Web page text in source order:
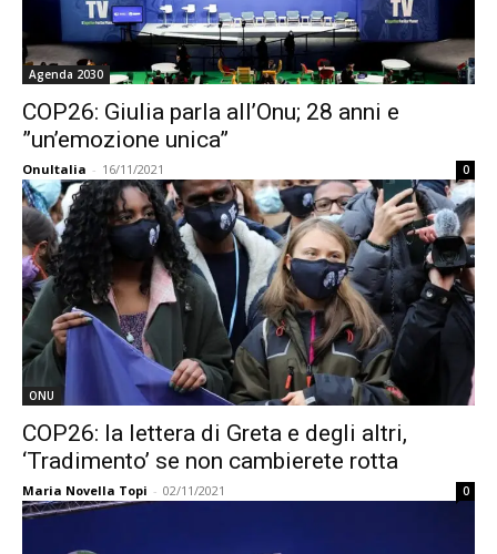
Agenda 2030
COP26: Giulia parla all’Onu; 28 anni e
”un’emozione unica”
OnuItalia - 16/11/2021 0
ONU
COP26: la lettera di Greta e degli altri,
‘Tradimento’ se non cambierete rotta
Maria Novella Topi - 02/11/2021 0